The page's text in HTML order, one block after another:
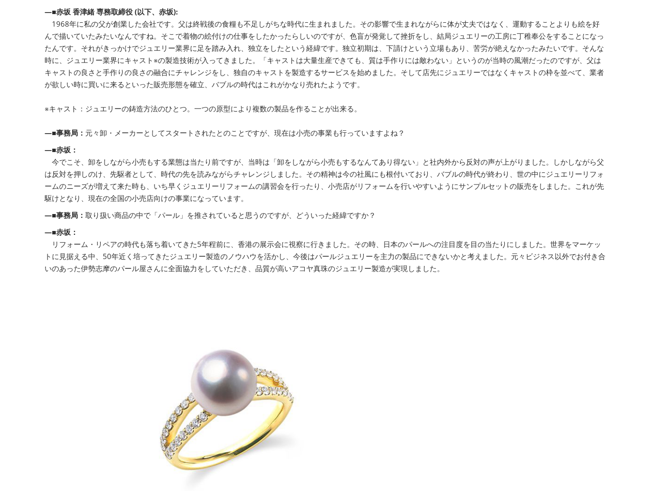
―■赤坂 香津緒 専務取締役 (以下、赤坂):
1968年に私の父が創業した会社です。父は終戦後の食糧も不足しがちな時代に生まれました。その影響で生まれながらに体が丈夫ではなく、運動することよりも絵を好
んで描いていたみたいなんですね。そこで着物の絵付けの仕事をしたかったらしいのですが、色盲が発覚して挫折をし、結局ジュエリーの工房に丁稚奉公をすることになっ
たんです。それがきっかけでジュエリー業界に足を踏み入れ、独立をしたという経緯です。独立初期は、下請けという立場もあり、苦労が絶えなかったみたいです。そんな
時に、ジュエリー業界にキャスト※の製造技術が入ってきました。「キャストは大量生産できても、質は手作りには敵わない」というのが当時の風潮だったのですが、父は
キャストの良さと手作りの良さの融合にチャレンジをし、独自のキャストを製造するサービスを始めました。そして店先にジュエリーではなくキャストの枠を並べて、業者
が欲しい時に買いに来るといった販売形態を確立、バブルの時代はこれがかなり売れたようです。
※キャスト：ジュエリーの鋳造方法のひとつ。一つの原型により複数の製品を作ることが出来る。
―■事務局： 元々卸・メーカーとしてスタートされたとのことですが、現在は小売の事業も行っていますよね？
―■赤坂：
今でこそ、卸をしながら小売もする業態は当たり前ですが、当時は「卸をしながら小売もするなんてあり得ない」と社内外から反対の声が上がりました。しかしながら父
は反対を押しのけ、先駆者として、時代の先を読みながらチャレンジしました。その精神は今の社風にも根付いており、バブルの時代が終わり、世の中にジュエリーリフォ
ームのニーズが増えて来た時も、いち早くジュエリーリフォームの講習会を行ったり、小売店がリフォームを行いやすいようにサンプルセットの販売をしました。これが先
駆けとなり、現在の全国の小売店向けの事業になっています。
―■事務局： 取り扱い商品の中で「パール」を推されていると思うのですが、どういった経緯ですか？
―■赤坂：
リフォーム・リペアの時代も落ち着いてきた5年程前に、香港の展示会に視察に行きました。その時、日本のパールへの注目度を目の当たりにしました。世界をマーケッ
トに見据える中、50年近く培ってきたジュエリー製造のノウハウを活かし、今後はパールジュエリーを主力の製品にできないかと考えました。元々ビジネス以外でお付き合
いのあった伊勢志摩のパール屋さんに全面協力をしていただき、品質が高いアコヤ真珠のジュエリー製造が実現しました。